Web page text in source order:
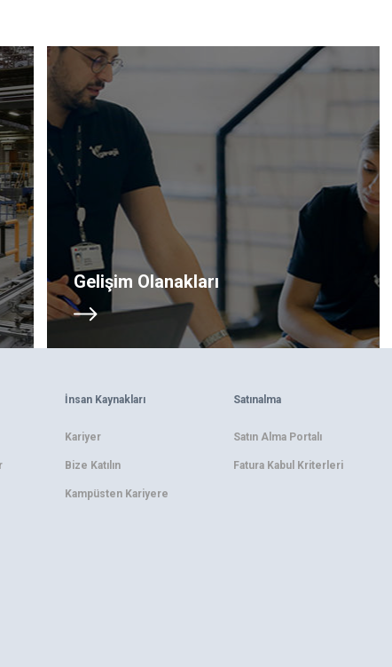
Gelişim Olanakları
İnsan Kaynakları
Kariyer
Bize Katılın
Kampüsten Kariyere
Satınalma
Satın Alma Portalı
Fatura Kabul Kriterleri